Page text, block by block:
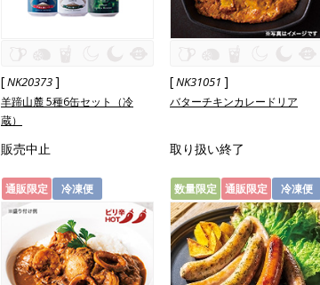
[NK20373]
羊蹄山麓 5種6缶セット（冷
蔵）
販売中止
[NK31051 ]
バターチキンカレードリア
取り扱い終了
通販限定 冷凍便 数量限定 通販限定 冷凍便